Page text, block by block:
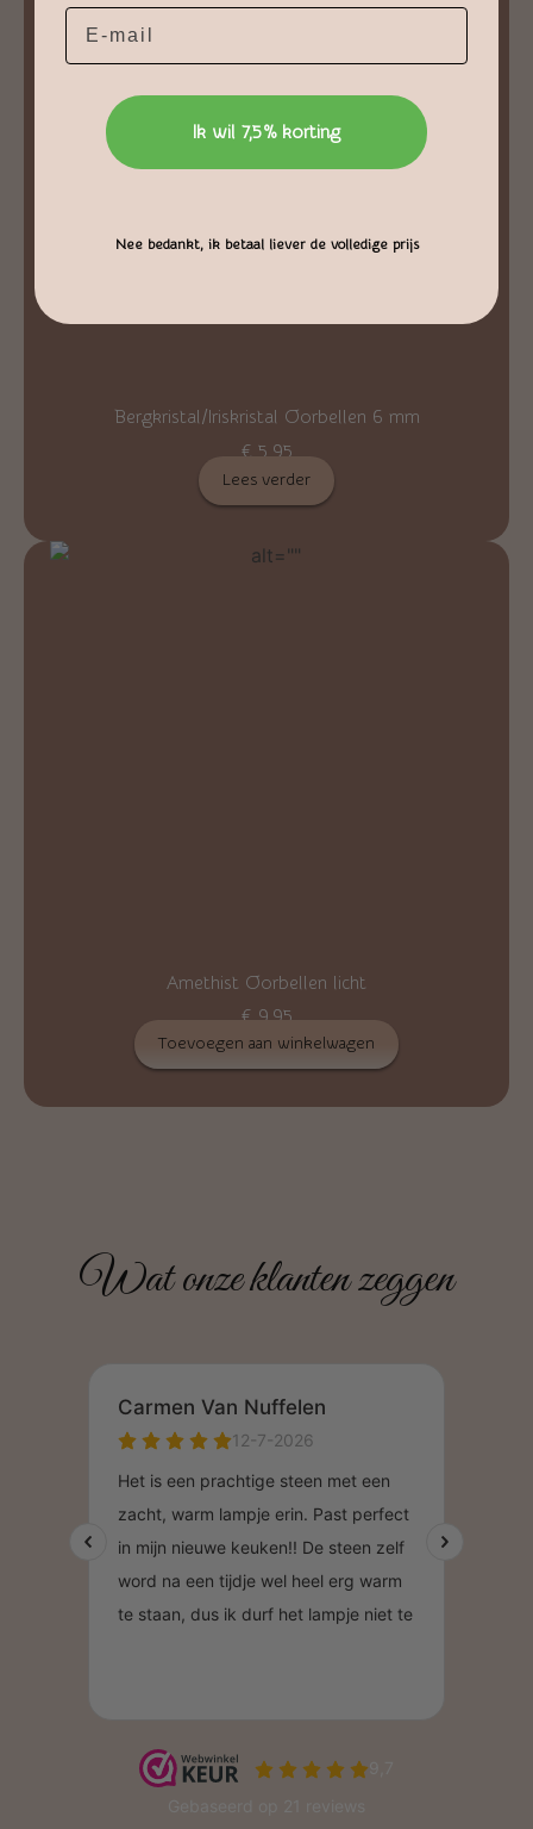
Bergkristal/Iriskristal Oorbellen 6 mm
€5,95
Lees verder
Amethist Oorbellen licht
€9,95
Toevoegen aan winkelwagen
Wat onze klanten zeggen
Email
Ik wil 7,5% korting
Nee bedankt, ik betaal liever de volledige prijs